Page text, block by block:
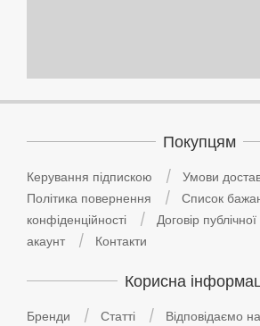
Покупцям
Керування підпискою
Умови
Політика повернення
Список
конфіденційності
Договір
акаунт
Контакти
Корисна
Бренди Статті Відповідаємо